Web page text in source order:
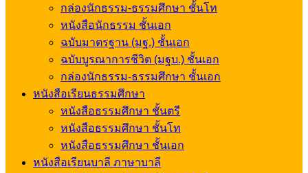
กล่องนักธรรม-ธรรมศึกษา ชั้นโท
หนังสือนักธรรม ชั้นเอก
ฉบับมาตรฐาน (มฐ.) ชั้นเอก
ฉบับบูรณาการชีวิต (มฐบ.) ชั้นเอก
กล่องนักธรรม-ธรรมศึกษา ชั้นเอก
หนังสือเรียนธรรมศึกษา
หนังสือธรรมศึกษา ชั้นตรี
หนังสือธรรมศึกษา ชั้นโท
หนังสือธรรมศึกษา ชั้นเอก
หนังสือเรียนบาลี ภาษาบาลี